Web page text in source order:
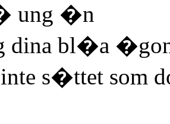
ung �n
dina bl�a
s�ttet som